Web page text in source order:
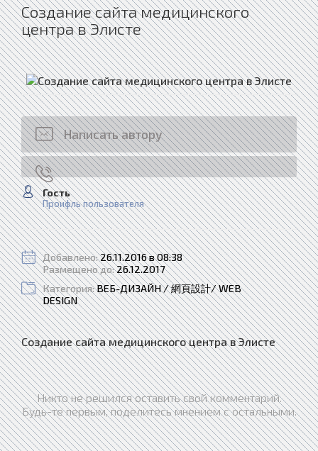
Создание сайта медицинского
центра в Элисте
Написать автору
Гость
Проифль пользователя
Добавлено:26.11.2016 в 08:38
Размещено до:26.12.2017
Категория:ВЕБ-ДИЗАЙН / 網頁設計/ WEB
DESIGN
Создание сайта медицинского центра в Элисте
Никто не решился оставить свой комментарий.
Будь-те первым, поделитесь мнением с остальными.